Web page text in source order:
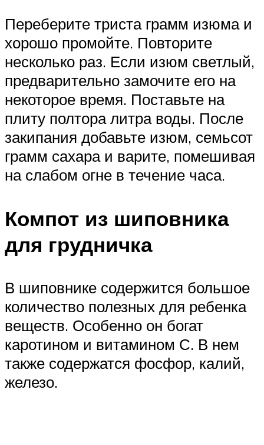
Переберите триста грамм изюма и
хорошо промойте. Повторите
несколько раз. Если изюм светлый,
предварительно замочите его на
некоторое время. Поставьте на
плиту полтора литра воды. После
закипания добавьте изюм, семьсот
грамм сахара и варите, помешивая
на слабом огне в течение часа.
Компот из шиповника
для грудничка
В шиповнике содержится большое
количество полезных для ребенка
веществ. Особенно он богат
каротином и витамином С. В нем
также содержатся фосфор, калий,
железо.